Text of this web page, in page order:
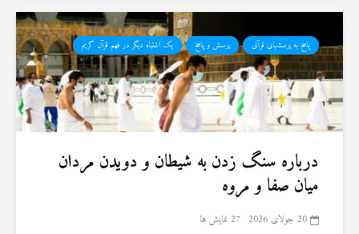
پاسخ به پرسشهای قرآنی پرسش و پاسخ یک اشتباه دیگر در فهم قرآن کریم
درباره سنگ زدن به شیطان و دویدن مردان
میان صفا و مروه
20 جولای 2026 27 نمایش ها